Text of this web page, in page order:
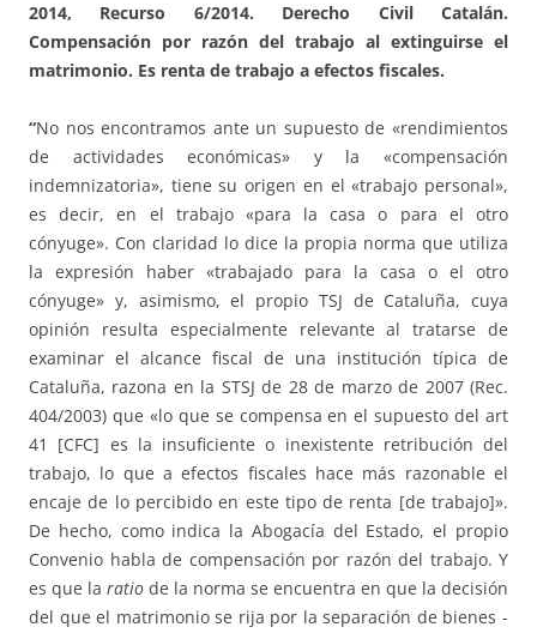
2014, Recurso 6/2014. Derecho Civil Catalán.
Compensación por razón del trabajo al extinguirse el
matrimonio. Es renta de trabajo a efectos fiscales.
“No nos encontramos ante un supuesto de «rendimientos
de actividades económicas» y la «compensación
indemnizatoria», tiene su origen en el «trabajo personal»,
es decir, en el trabajo «para la casa o para el otro
cónyuge». Con claridad lo dice la propia norma que utiliza
la expresión haber «trabajado para la casa o el otro
cónyuge» y, asimismo, el propio TSJ de Cataluña, cuya
opinión resulta especialmente relevante al tratarse de
examinar el alcance fiscal de una institución típica de
Cataluña, razona en la STSJ de 28 de marzo de 2007 (Rec.
404/2003) que «lo que se compensa en el supuesto del art
41 [CFC] es la insuficiente o inexistente retribución del
trabajo, lo que a efectos fiscales hace más razonable el
encaje de lo percibido en este tipo de renta [de trabajo]».
De hecho, como indica la Abogacía del Estado, el propio
Convenio habla de compensación por razón del trabajo. Y
es que la ratio de la norma se encuentra en que la decisión
del que el matrimonio se rija por la separación de bienes -